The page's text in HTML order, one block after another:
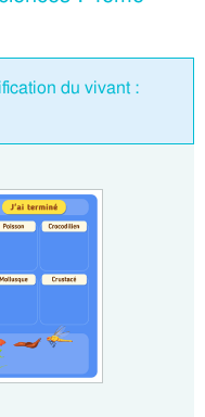
du vivant :